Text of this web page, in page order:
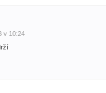
v 10:24